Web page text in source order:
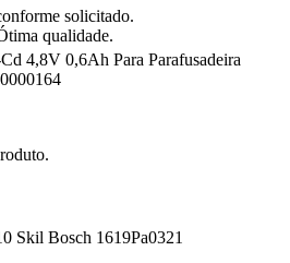
solicitado.
qualidade.
4,8V 0,6Ah Para Parafusadeira
Skil Bosch 1619Pa0321